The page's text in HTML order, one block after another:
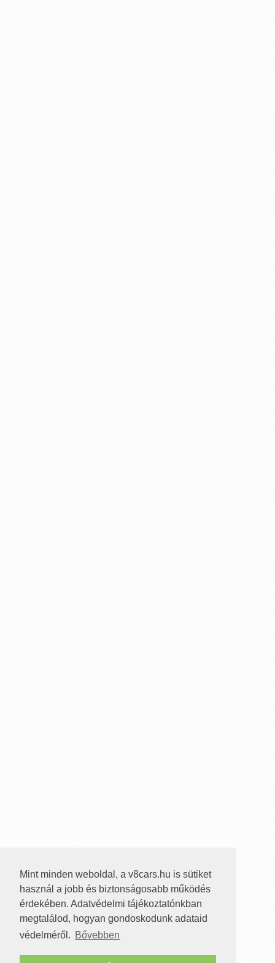
Mint minden weboldal, a v8cars.hu is sütiket
használ a jobb és biztonságosabb működés
érdekében. Adatvédelmi tájékoztatónkban
megtalálod, hogyan gondoskodunk adataid
védelméről. Bővebben